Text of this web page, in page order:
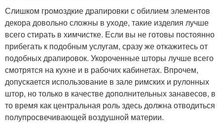
Слишком громоздкие драпировки с обилием элементов
декора довольно сложны в уходе, такие изделия лучше
всего стирать в химчистке. Если вы не готовы постоянно
прибегать к подобным услугам, сразу же откажитесь от
подобных драпировок. Укороченные шторы лучше всего
смотрятся на кухне и в рабочих кабинетах. Впрочем,
допускается использование в зале римских и рулонных
штор, но только в качестве дополнительных занавесов, в
то время как центральная роль здесь должна отводиться
полупросвечивающей воздушной материи.